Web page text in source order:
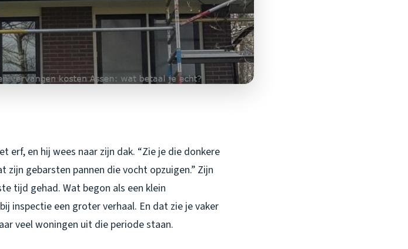
erf, en hij wees naar zijn dak. “Zie je die donkere
zijn gebarsten pannen die vocht opzuigen.” Zijn
tijd gehad. Wat begon als een klein
inspectie een groter verhaal. En dat zie je vaker
veel woningen uit die periode staan.